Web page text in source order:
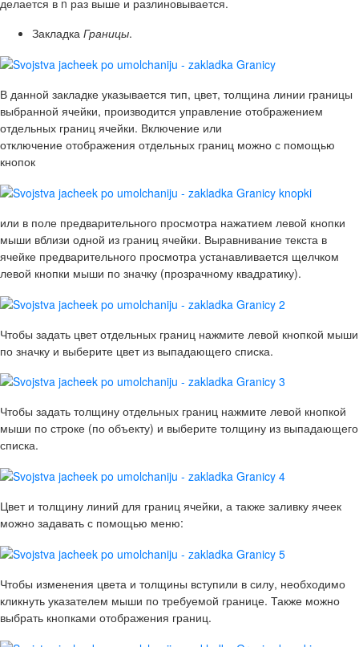
делается в n раз выше и разлиновывается.
Закладка Границы.
В данной закладке указывается тип, цвет, толщина линии границы
выбранной ячейки, производится управление отображением
отдельных границ ячейки. Включение или
отключение отображения отдельных границ можно с помощью
кнопок
или в поле предварительного просмотра нажатием левой кнопки
мыши вблизи одной из границ ячейки. Выравнивание текста в
ячейке предварительного просмотра устанавливается щелчком
левой кнопки мыши по значку (прозрачному квадратику).
Чтобы задать цвет отдельных границ нажмите левой кнопкой мыши
по значку и выберите цвет из выпадающего списка.
Чтобы задать толщину отдельных границ нажмите левой кнопкой
мыши по строке (по объекту) и выберите толщину из выпадающего
списка.
Цвет и толщину линий для границ ячейки, а также заливку ячеек
можно задавать с помощью меню:
Чтобы изменения цвета и толщины вступили в силу, необходимо
кликнуть указателем мыши по требуемой границе. Также можно
выбрать кнопками отображения границ.